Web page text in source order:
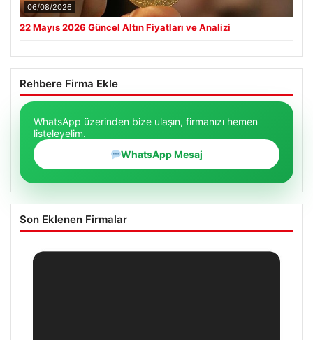
06/08/2026
22 Mayıs 2026 Güncel Altın Fiyatları ve Analizi
Rehbere Firma Ekle
WhatsApp üzerinden bize ulaşın, firmanızı hemen
listeleyelim.
WhatsApp Mesaj
Son Eklenen Firmalar